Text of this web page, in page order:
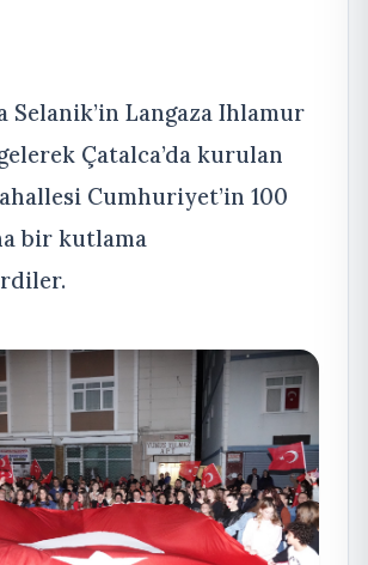
Selanik’in Langaza Ihlamur
Çatalca’da kurulan
Cumhuriyet’in 100
bir kutlama